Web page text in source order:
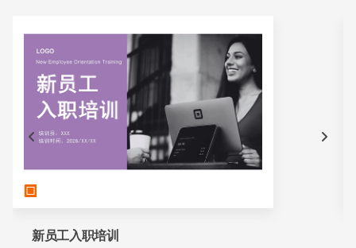
新员工入职培训